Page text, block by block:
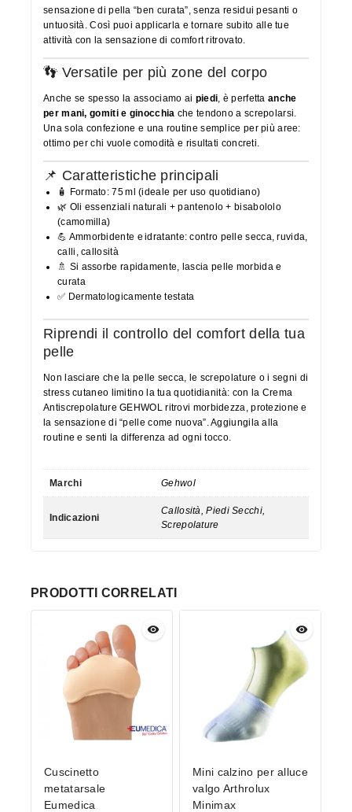
sensazione di pella “ben curata”, senza residui pesanti o
untuosità. Così puoi applicarla e tornare subito alle tue
attività con la sensazione di comfort ritrovato.
👣 Versatile per più zone del corpo
Anche se spesso la associamo ai piedi , è perfettaanche
per mani, gomiti e ginocchia che tendono a screpolarsi.
Una sola confezione e una routine semplice per più aree:
ottimo per chi vuole comodità e risultati concreti.
📌 Caratteristiche principali
🧴 Formato: 75 ml (ideale per uso quotidiano)
🌿 Oli essenziali naturali + pantenolo + bisabololo
(camomilla)
💪 Ammorbidente e idratante: contro pelle secca, ruvida,
calli, callosità
🚿 Si assorbe rapidamente, lascia pelle morbida e
curata
✅ Dermatologicamente testata
Riprendi il controllo del comfort della tua
pelle
Non lasciare che la pelle secca, le screpolature o i segni di
stress cutaneo limitino la tua quotidianità: con la Crema
Antiscrepolature GEHWOL ritrovi morbidezza, protezione e
la sensazione di “pelle come nuova”. Aggiungila alla
routine e senti la differenza ad ogni tocco.
Marchi Gehwol
Indicazioni
Callosità, Piedi Secchi,
Screpolature
PRODOTTI CORRELATI
Cuscinetto
metatarsale
Eumedica
Mini calzino per alluce
valgo Arthrolux
Minimax